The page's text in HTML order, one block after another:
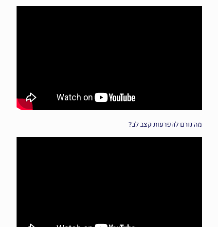
מה גורםלהפרעות קצבלב?